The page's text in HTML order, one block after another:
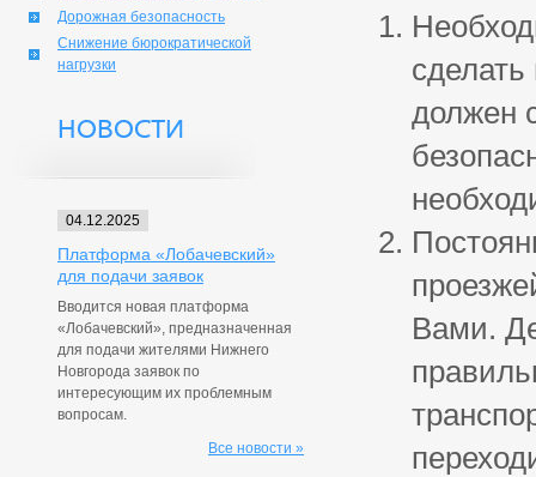
Дорожная безопасность
Снижение бюрократической
нагрузки
НОВОСТИ
04.12.2025
Платформа «Лобачевский»
для подачи заявок
Вводится новая платформа
«Лобачевский», предназначенная
для подачи жителями Нижнего
Новгорода заявок по
интересующим их проблемным
вопросам.
Все новости »
должен
Вами.